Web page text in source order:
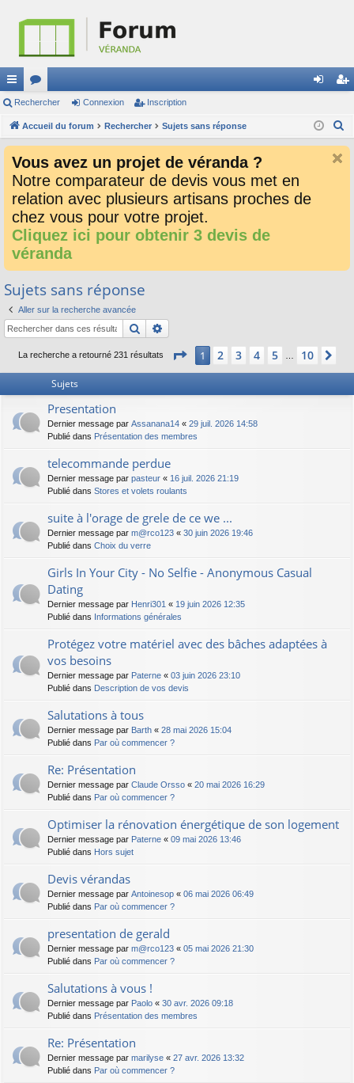
ac
co
ci
or
u
s
ne cri
Rechercher Connexion Inscription
Accueil du forum Rechercher Sujets sans réponse
Vous avez un projet de véranda ?
Notre comparateur de devis vous met en
relation avec plusieurs artisans proches de
chez vous pour votre projet.
Cliquez ici pour obtenir 3 devis de
véranda
Sujets sans réponse
Aller sur la recherche avancée
Rechercher
La recherche a retourné 231 résultats Page 1sur 10
1 2 3 4 5 10
Sujets
Presentation
Dernier message par Assanana14 « 29 juil. 2026 14:58
Publié dans Présentation des membres
telecommande perdue
Dernier message par pasteur « 16 juil. 2026 21:19
Publié dans Stores et volets roulants
suite à l'orage de grele de ce we ...
Dernier message par m@rco123 « 30 juin 2026 19:46
Publié dans Choix du verre
Girls In Your City - No Selfie - Anonymous Casual
Dating
Dernier message par Henri301 « 19 juin 2026 12:35
Publié dans Informations générales
Protégez votre matériel avec des bâches adaptées à
vos besoins
Dernier message par Paterne « 03 juin 2026 23:10
Publié dans Description de vos devis
Salutations à tous
Dernier message par Barth « 28 mai 2026 15:04
Publié dans Par où commencer ?
Re: Présentation
Dernier message par Claude Orsso « 20 mai 2026 16:29
Publié dans Par où commencer ?
Optimiser la rénovation énergétique de son logement
Dernier message par Paterne « 09 mai 2026 13:46
Publié dans Hors sujet
Devis vérandas
Dernier message par Antoinesop « 06 mai 2026 06:49
Publié dans Par où commencer ?
presentation de gerald
Dernier message par m@rco123 « 05 mai 2026 21:30
Publié dans Par où commencer ?
Salutations à vous !
Dernier message par Paolo « 30 avr. 2026 09:18
Publié dans Présentation des membres
Re: Présentation
Dernier message par marilyse « 27 avr. 2026 13:32
Publié dans Par où commencer ?